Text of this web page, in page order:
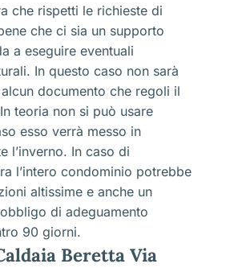
che rispetti le richieste di
che ci sia un supporto
a eseguire eventuali
In questo caso non sarà
documento che regoli il
teoria non si può usare
esso verrà messo in
l’inverno. In caso di
l’intero condominio potrebbe
altissime e anche un
di adeguamento
90 giorni.
Beretta Via